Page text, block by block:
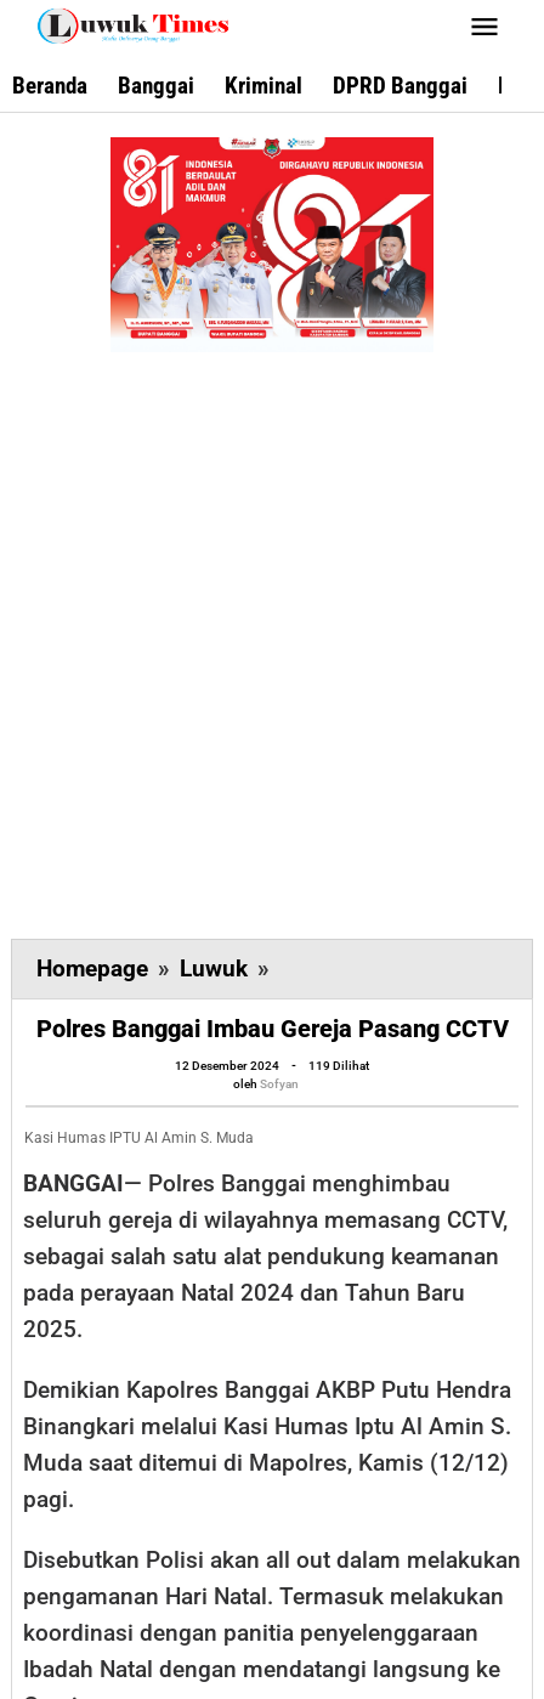
Lewati
konten
Beranda Banggai Kriminal DPRD Banggai
Homepage » Luwuk »
Banggai
Imbau
Gereja
Pasang
Polres Banggai Imbau Gereja Pasang CCTV
12 Desember 2024
oleh
Sofyan
-
119 Dilihat
oleh Sofyan
Kasi Humas IPTU Al Amin S. Muda
BANGGAI— Polres Banggai menghimbau
seluruh gereja di wilayahnya memasang CCTV,
sebagai salah satu alat pendukung keamanan
pada perayaan Natal 2024 dan Tahun Baru
2025.
Demikian Kapolres Banggai AKBP Putu Hendra
Binangkari melalui Kasi Humas Iptu Al Amin S.
Muda saat ditemui di Mapolres, Kamis (12/12)
pagi.
Disebutkan Polisi akan all out dalam melakukan
pengamanan Hari Natal. Termasuk melakukan
koordinasi dengan panitia penyelenggaraan
Ibadah Natal dengan mendatangi langsung ke